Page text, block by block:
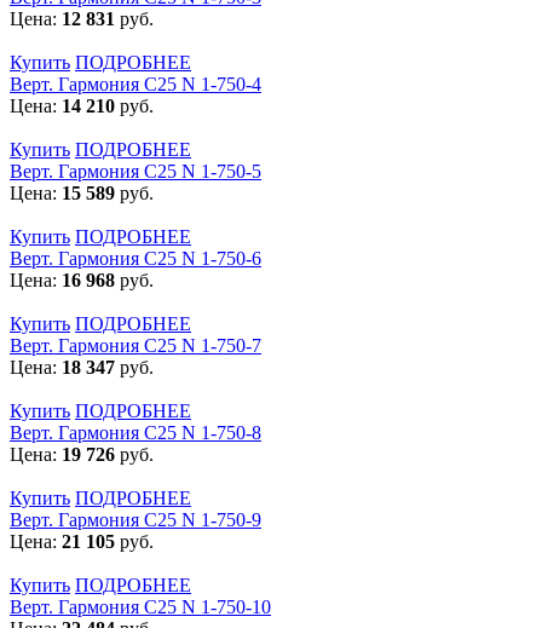
Цена: 12 831 руб.
Купить ПОДРОБНЕЕ
Верт. Гармония С25 N 1-750-4
Цена: 14 210 руб.
Купить ПОДРОБНЕЕ
Верт. Гармония С25 N 1-750-5
Цена: 15 589 руб.
Купить ПОДРОБНЕЕ
Верт. Гармония С25 N 1-750-6
Цена: 16 968 руб.
Купить ПОДРОБНЕЕ
Верт. Гармония С25 N 1-750-7
Цена: 18 347 руб.
Купить ПОДРОБНЕЕ
Верт. Гармония С25 N 1-750-8
Цена: 19 726 руб.
Купить ПОДРОБНЕЕ
Верт. Гармония С25 N 1-750-9
Цена: 21 105 руб.
Купить ПОДРОБНЕЕ
Верт. Гармония С25 N 1-750-10